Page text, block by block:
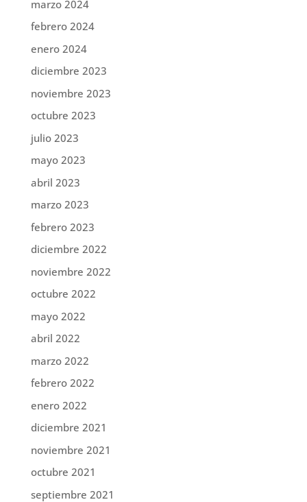
marzo 2024
febrero 2024
enero 2024
diciembre 2023
noviembre 2023
octubre 2023
julio 2023
mayo 2023
abril 2023
marzo 2023
febrero 2023
diciembre 2022
noviembre 2022
octubre 2022
mayo 2022
abril 2022
marzo 2022
febrero 2022
enero 2022
diciembre 2021
noviembre 2021
octubre 2021
septiembre 2021